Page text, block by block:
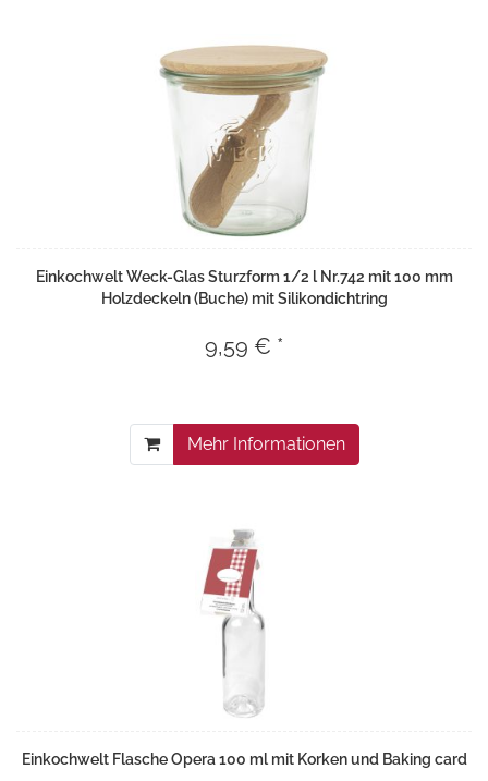
Einkochwelt Weck-Glas Sturzform 1/2 l Nr.742 mit 100 mm
Holzdeckeln (Buche) mit Silikondichtring
9,59 € *
Mehr Informationen
Einkochwelt Flasche Opera 100 ml mit Korken und Baking card